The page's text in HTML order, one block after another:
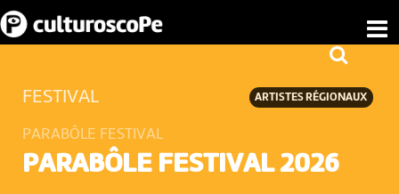
ARTISTES RÉGIONAUX
FESTIVAL
PARABÔLE FESTIVAL
PARABÔLE FESTIVAL 2026